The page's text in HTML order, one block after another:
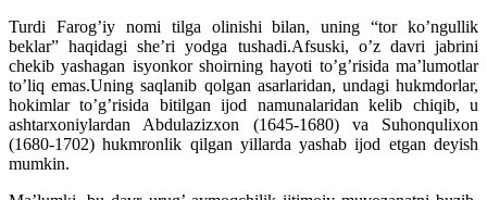
Turdi Farog’iy nomi tilga olinishi bilan, uning “tor ko’ngullik
beklar” haqidagi she’ri yodga tushadi.Afsuski, o’z davri jabrini
chekib yashagan isyonkor shoirning hayoti to’g’risida ma’lumotlar
to’liq emas.Uning saqlanib qolgan asarlaridan, undagi hukmdorlar,
hokimlar to’g’risida bitilgan ijod namunalaridan kelib chiqib, u
ashtarxoniylardan Abdulazizxon (1645-1680) va Suhonqulixon
(1680-1702) hukmronlik qilgan yillarda yashab ijod etgan deyish
mumkin.